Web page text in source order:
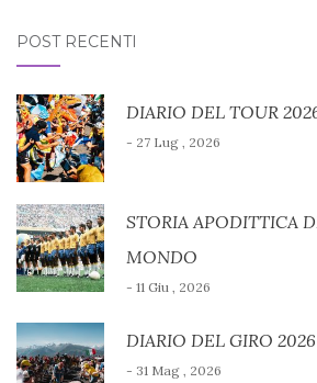
POST RECENTI
DIARIO DEL TOUR
- 27 Lug , 2026
STORIA APODITTICA
MONDO
- 11 Giu , 2026
DIARIO DEL GIRO 2026
- 31 Mag , 2026